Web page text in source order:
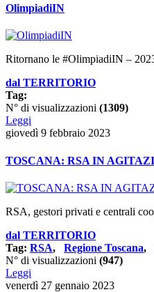
OlimpiadiIN
Ritornano le #OlimpiadiIN –
dal TERRITORIO
Tag:
N° di visualizzazioni (1309)
Leggi
giovedì 9 febbraio 2023
TOSCANA: RSA IN
RSA, gestori privati e centrali
dal TERRITORIO
Tag: RSA, Regione Toscana,
N° di visualizzazioni (947)
Leggi
venerdì 27 gennaio 2023